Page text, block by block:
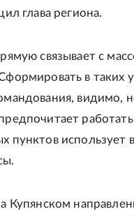
глава региона.
связывает с
в таких
видимо,
пунктов
Купянском